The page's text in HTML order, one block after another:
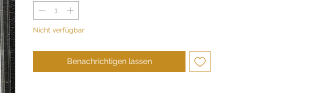
Nicht verfügbar
Benachrichtigen lassen